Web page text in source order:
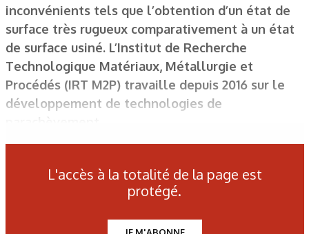
inconvénients tels que l’obtention d’un état de
surface très rugueux comparativement à un état
de surface usiné. L’Institut de Recherche
Technologique Matériaux, Métallurgie et
Procédés (IRT M2P) travaille depuis 2016 sur le
développement de technologies de
FIGURE 1 : Illustration des problématiques d’état de surface
rencontrées lors de la production de pièces par FA.
L'accès à la totalité de la page est
protégé.